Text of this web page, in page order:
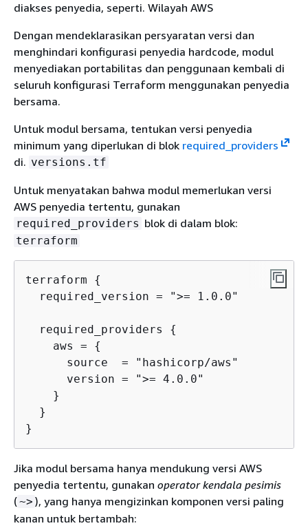
diakses penyedia, seperti. Wilayah AWS
Dengan mendeklarasikan persyaratan versi dan
menghindari konfigurasi penyedia hardcode, modul
menyediakan portabilitas dan penggunaan kembali di
seluruh konfigurasi Terraform menggunakan penyedia
bersama.
Untuk modul bersama, tentukan versi penyedia
minimum yang diperlukan di blok required_providers
di. versions.tf
Untuk menyatakan bahwa modul memerlukan versi
AWS penyedia tertentu, gunakan
required_providers blok di dalam blok:
terraform
terraform {
  required_version = ">= 1.0.0"
  required_providers
{
    aws =
{
      source  = "hashicorp/aws"
      version = ">= 4.0.0"
    }
  }
}
Jika modul bersama hanya mendukung versi AWS
penyedia tertentu, gunakan operator kendala pesimis
(~> ), yang hanya mengizinkan komponen versi paling
kanan untuk bertambah: